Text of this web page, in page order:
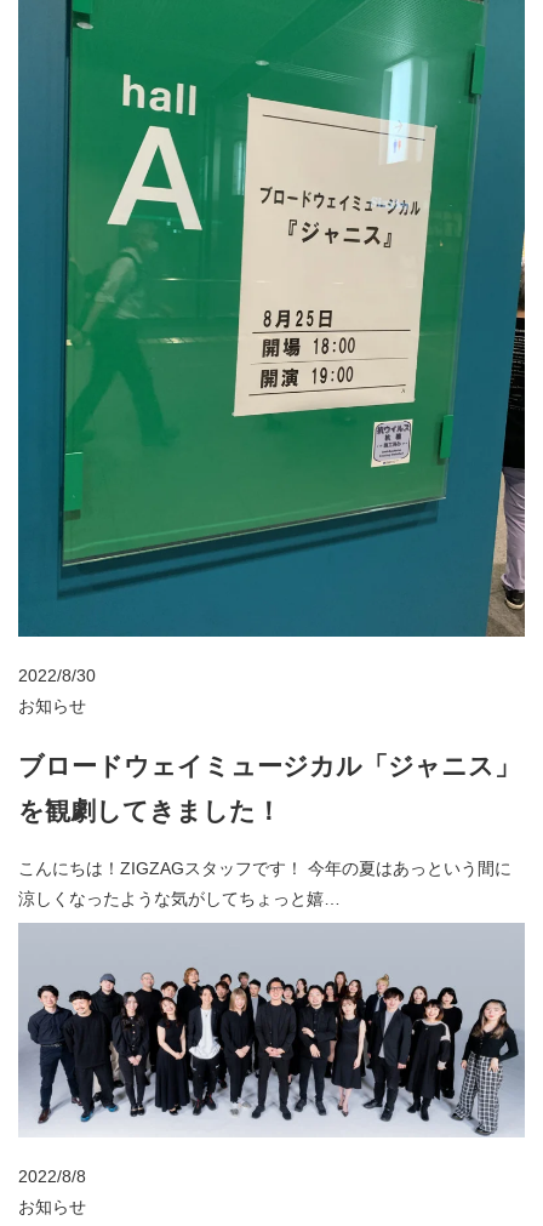
2022/8/30
お知らせ
ブロードウェイミュージカル「ジャニス」
を観劇してきました！
こんにちは！ZIGZAGスタッフです！ 今年の夏はあっという間に
涼しくなったような気がしてちょっと嬉…
2022/8/8
お知らせ